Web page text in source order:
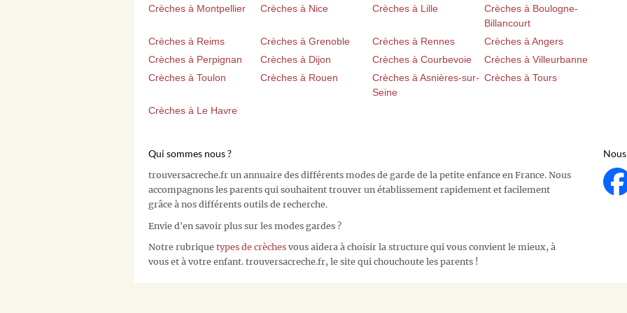
Crèches à Montpellier
Crèches à Nice Crèches à Lille
Crèches à Boulogne-
Billancourt
Crèches à Reims
Crèches à Grenoble Crèches à Rennes
Crèches à Angers
Crèches à Perpignan
Crèches à Dijon Crèches à Courbevoie
Crèches à Villeurbanne
Crèches à Toulon
Crèches à Rouen
Crèches à Asnières-sur-
Seine
Crèches à Tours
Crèches à Le Havre
Qui sommes nous ?
trouversacreche.fr un annuaire des différents modes de garde de la petite enfance en France. Nous
accompagnons les parents qui souhaitent trouver un établissement rapidement et facilement
grâce à nos différents outils de recherche.
Envie d'en savoir plus sur les modes gardes ?
Notre rubrique types de crèches vous aidera à choisir la structure qui vous convient le mieux, à
vous et à votre enfant. trouversacreche.fr, le site qui chouchoute les parents !